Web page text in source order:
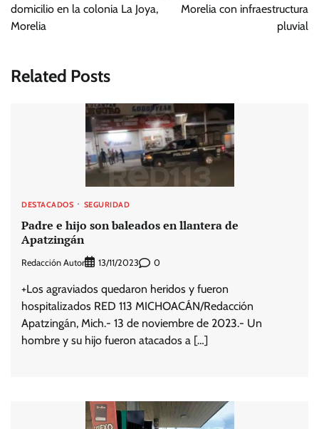
entradas
domicilio en la colonia La Joya,
Morelia
Morelia con infraestructura
pluvial
Related Posts
DESTACADOS SEGURIDAD
Padre e hijo son baleados en llantera de
Apatzingán
Redacción Autor 13/11/2023 0
+Los agraviados quedaron heridos y fueron
hospitalizados RED 113 MICHOACÁN/Redacción
Apatzingán, Mich.- 13 de noviembre de 2023.- Un
hombre y su hijo fueron atacados a […]